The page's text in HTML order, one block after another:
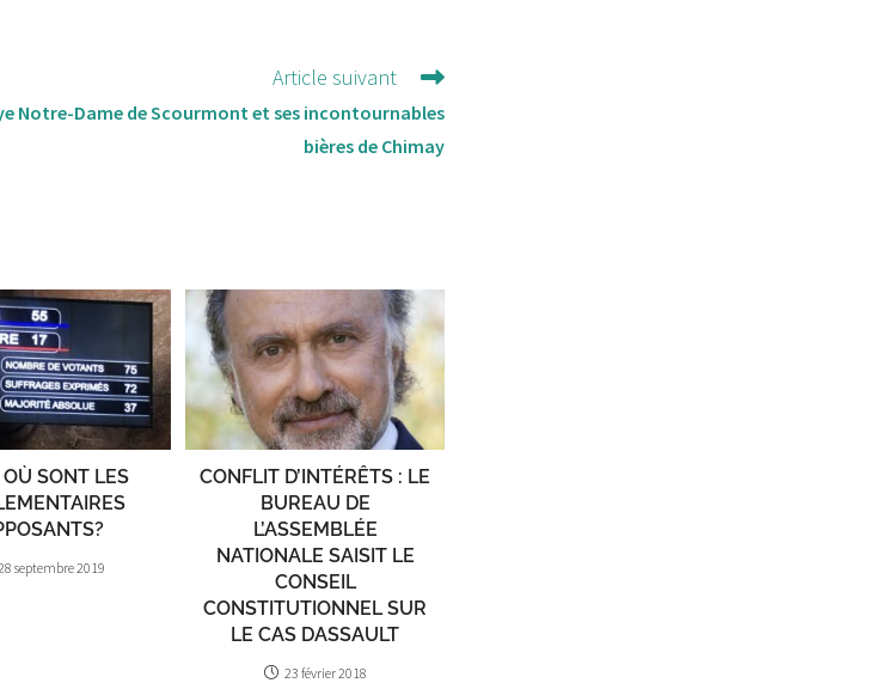
Article suivant
Notre-Dame de Scourmont et ses incontournables
bières de Chimay
SONT LES
septembre 2019
CONFLIT D’INTÉRÊTS : LE
BUREAU DE
L’ASSEMBLÉE
NATIONALE SAISIT LE
CONSEIL
CONSTITUTIONNEL SUR
LE CAS DASSAULT
23 février 2018